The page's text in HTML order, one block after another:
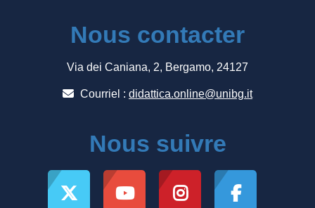
Nous contacter
Via dei Caniana, 2, Bergamo, 24127
Courriel : didattica.online@unibg.it
Nous suivre